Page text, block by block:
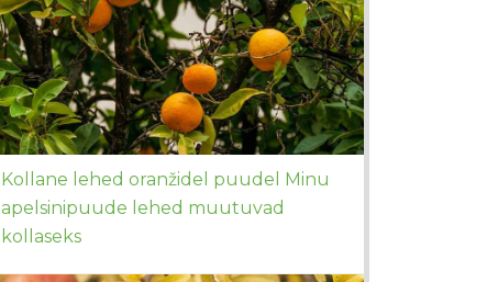
Kollane lehed oranžidel puudel Minu
apelsinipuude lehed muutuvad
kollaseks